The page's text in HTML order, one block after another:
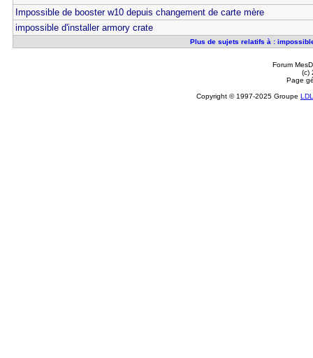
Impossible de booster w10 depuis changement de carte mère
impossible d'installer armory crate
Plus de sujets relatifs à :
Forum
(c)
Page
Copyright © 1997-2025 Groupe